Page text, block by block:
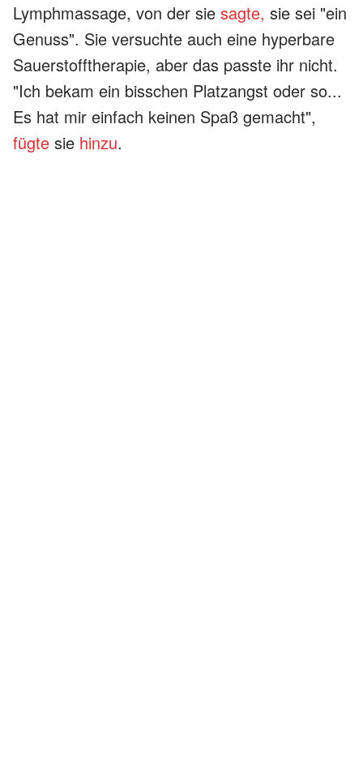
Lymphmassage, von der sie sagte, sie sei "ein
Genuss". Sie versuchte auch eine hyperbare
Sauerstofftherapie, aber das passte ihr nicht.
"Ich bekam ein bisschen Platzangst oder so...
Es hat mir einfach keinen Spaß gemacht",
fügte sie hinzu.